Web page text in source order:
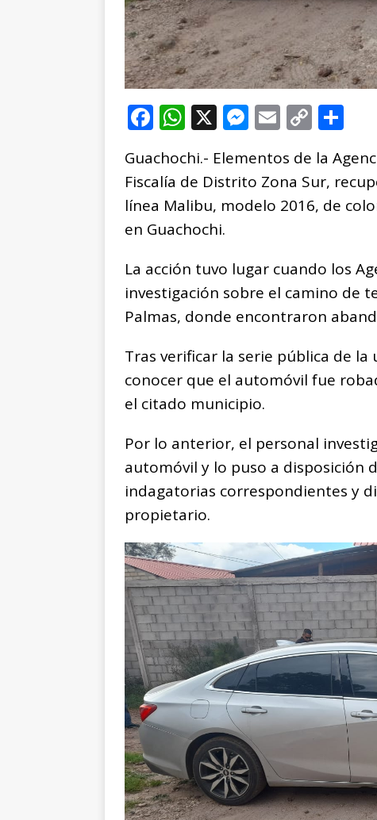
F
c
e
b
o
o
k
W
at
s
A
p
p
X M
ss
e
n
e
r
E
ai
l
C
p
y
Li
k
m
p
ar
r
Guachochi.- Elementos de la
Fiscalía de Distrito Zona Sur,
línea Malibu, modelo 2016, de
en Guachochi.
La acción tuvo lugar cuando los
investigación sobre el camino de
Palmas, donde encontraron
Tras verificar la serie pública de
conocer que el automóvil fue
el citado municipio.
Por lo anterior, el personal
automóvil y lo puso a disposición
indagatorias correspondientes y
propietario.